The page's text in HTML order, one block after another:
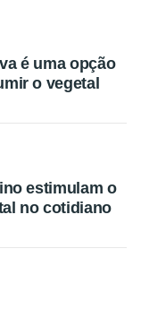
é uma opção
o vegetal
estimulam o
no cotidiano